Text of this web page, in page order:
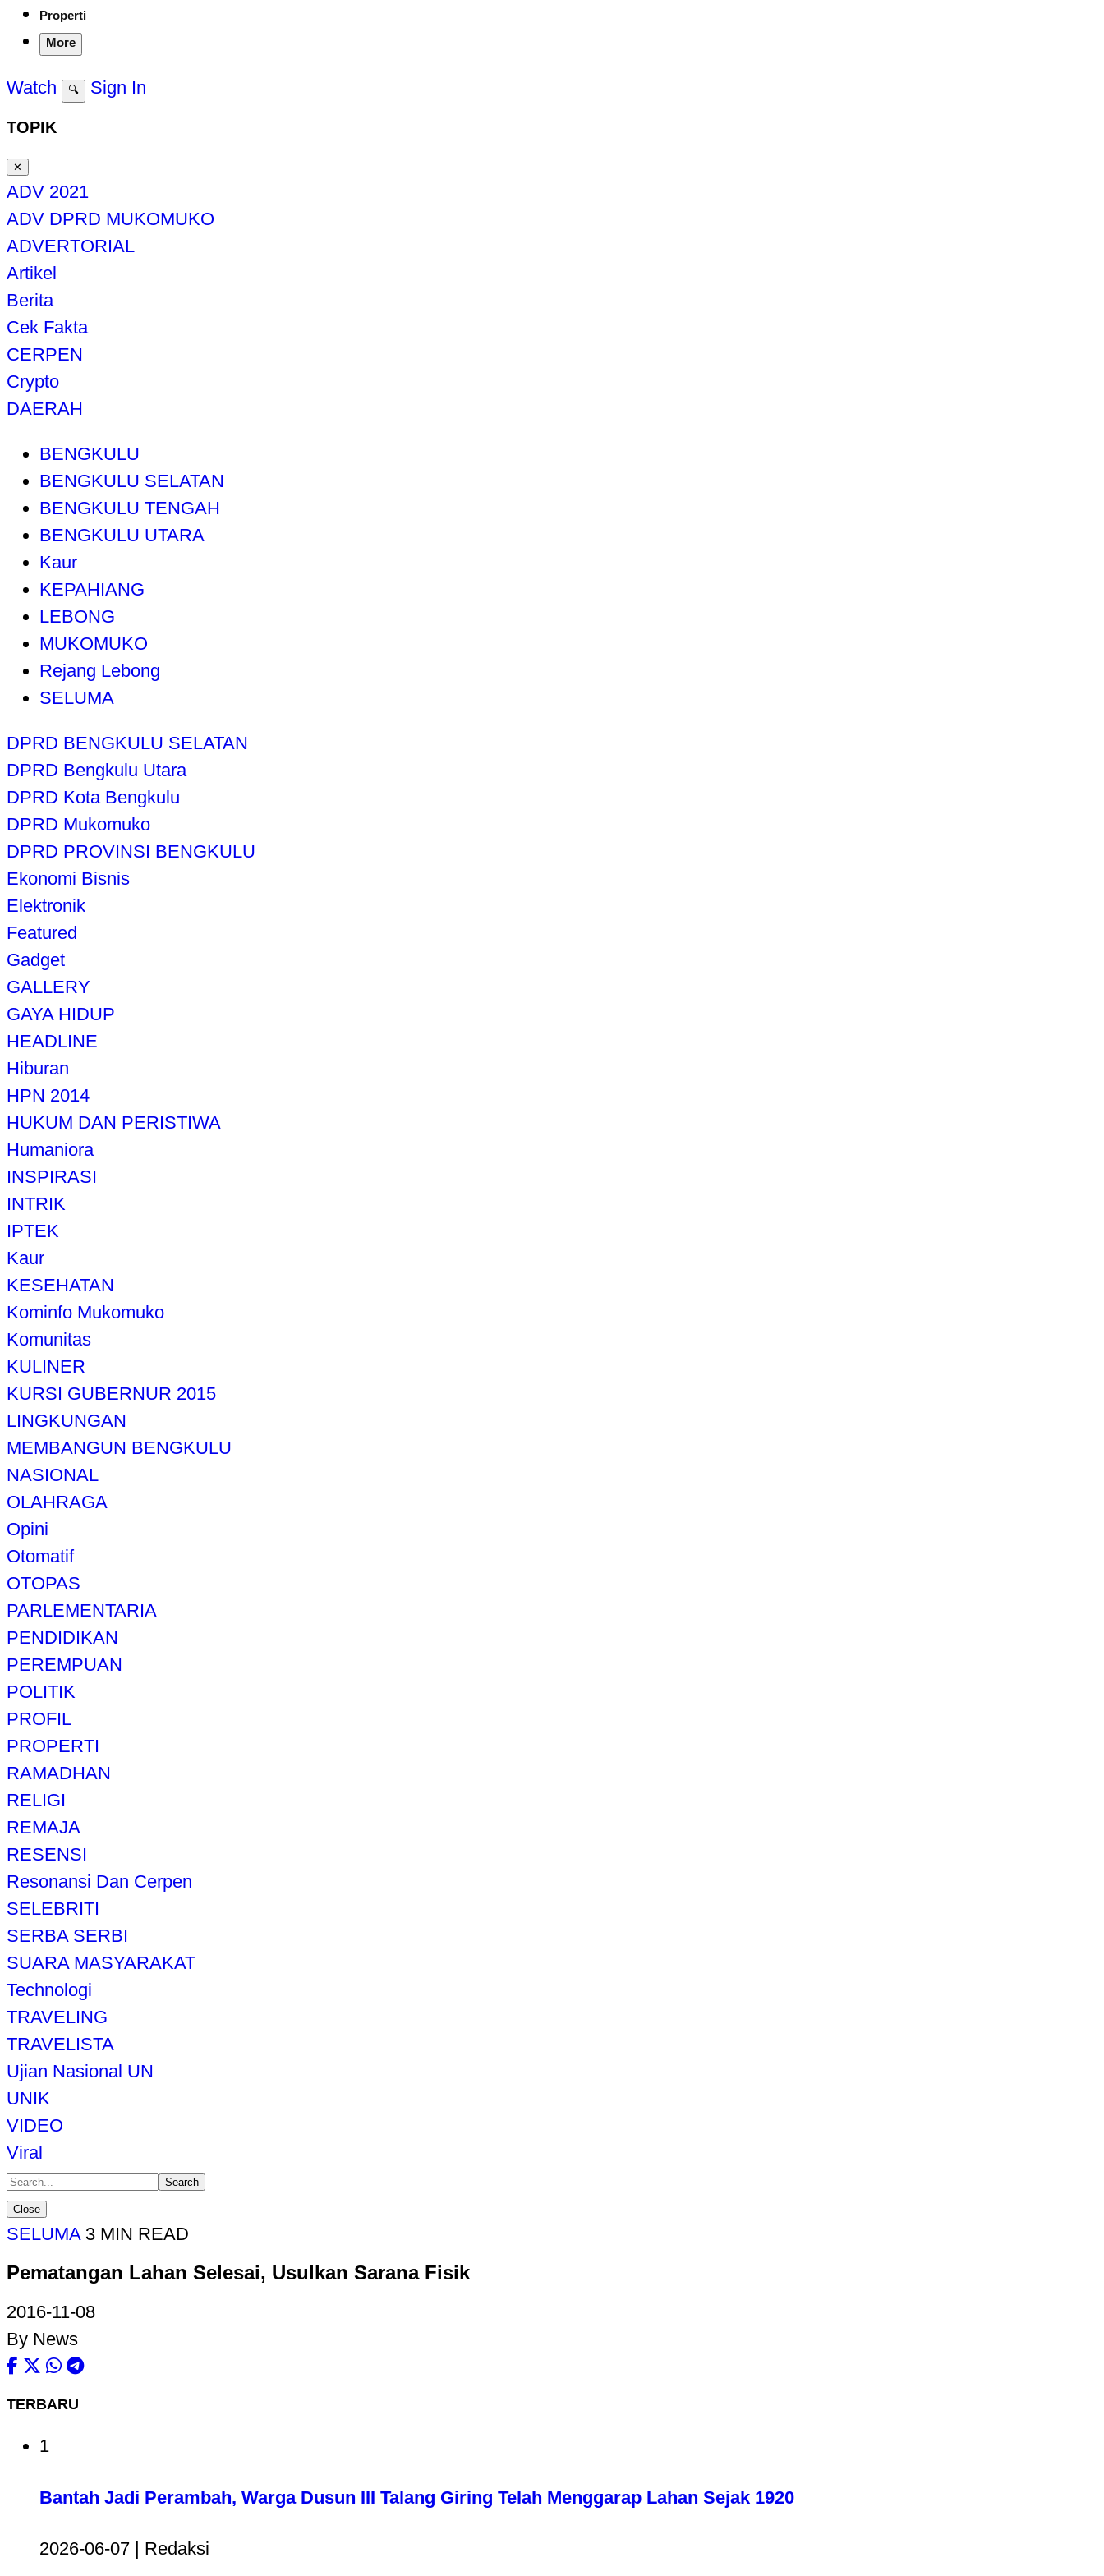
Properti
More
Watch 🔍 Sign In
TOPIK
✕
ADV 2021
ADV DPRD MUKOMUKO
ADVERTORIAL
Artikel
Berita
Cek Fakta
CERPEN
Crypto
DAERAH
BENGKULU
BENGKULU SELATAN
BENGKULU TENGAH
BENGKULU UTARA
Kaur
KEPAHIANG
LEBONG
MUKOMUKO
Rejang Lebong
SELUMA
DPRD BENGKULU SELATAN
DPRD Bengkulu Utara
DPRD Kota Bengkulu
DPRD Mukomuko
DPRD PROVINSI BENGKULU
Ekonomi Bisnis
Elektronik
Featured
Gadget
GALLERY
GAYA HIDUP
HEADLINE
Hiburan
HPN 2014
HUKUM DAN PERISTIWA
Humaniora
INSPIRASI
INTRIK
IPTEK
Kaur
KESEHATAN
Kominfo Mukomuko
Komunitas
KULINER
KURSI GUBERNUR 2015
LINGKUNGAN
MEMBANGUN BENGKULU
NASIONAL
OLAHRAGA
Opini
Otomatif
OTOPAS
PARLEMENTARIA
PENDIDIKAN
PEREMPUAN
POLITIK
PROFIL
PROPERTI
RAMADHAN
RELIGI
REMAJA
RESENSI
Resonansi Dan Cerpen
SELEBRITI
SERBA SERBI
SUARA MASYARAKAT
Technologi
TRAVELING
TRAVELISTA
Ujian Nasional UN
UNIK
VIDEO
Viral
Search
Close
SELUMA 3 MIN READ
Pematangan Lahan Selesai, Usulkan Sarana Fisik
2016-11-08
By News
TERBARU
1
Bantah Jadi Perambah, Warga Dusun III Talang Giring Telah Menggarap Lahan Sejak 1920
2026-06-07 | Redaksi